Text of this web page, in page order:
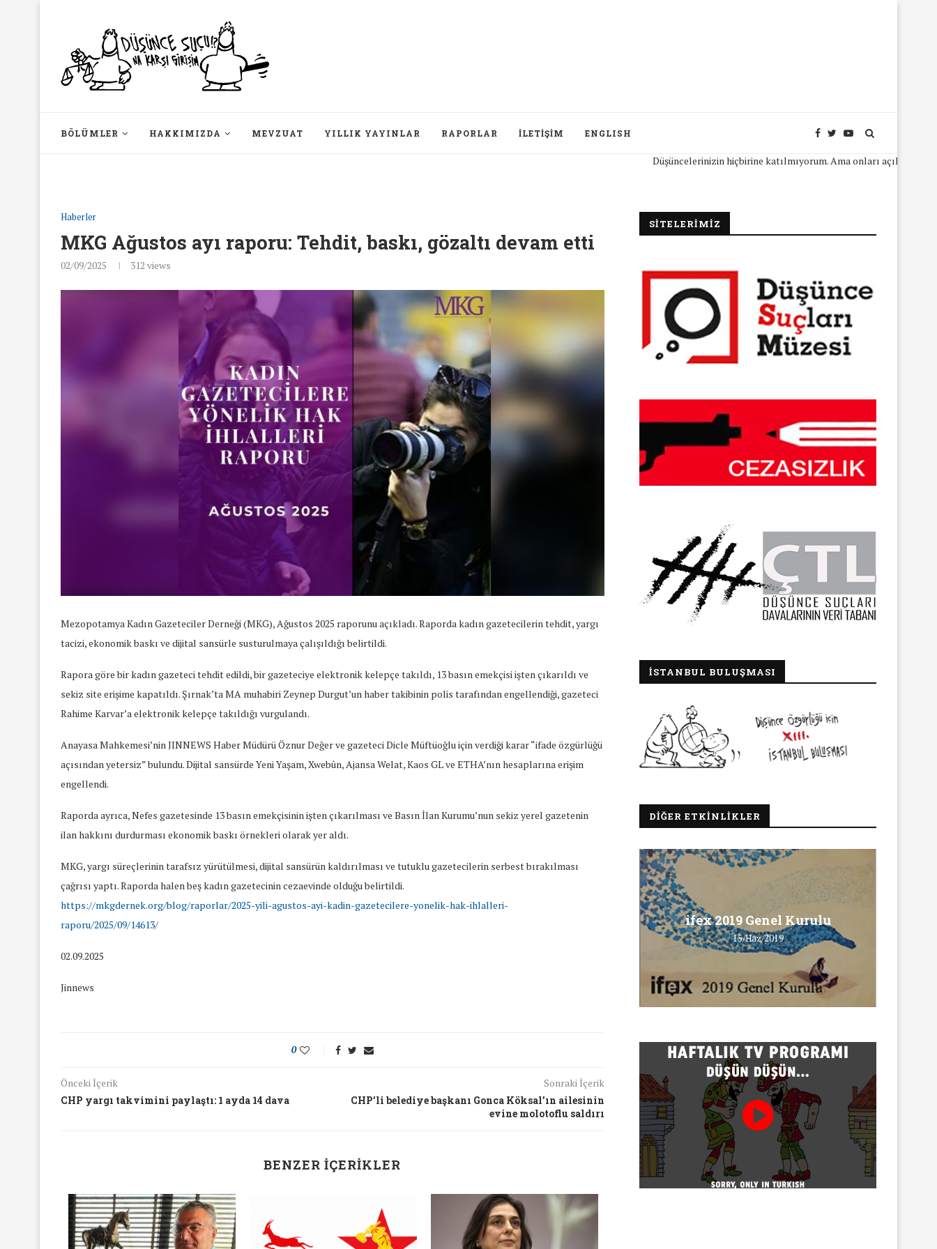
BÖLÜMLER HAKKIMIZDA MEVZUAT YILLIK YAYINLAR RAPORLAR İLETIŞIM ENGLISH
Düşüncelerinizin hiçbirine katılmıyorum. Ama onları açıkça ifade
Haberler
MKG Ağustos ayı raporu: Tehdit, baskı, gözaltı devam etti
02/09/2025 312 views
Mezopotamya Kadın Gazeteciler Derneği (MKG), Ağustos 2025 raporunu açıkladı. Raporda kadın gazetecilerin tehdit, yargı
tacizi, ekonomik baskı ve dijital sansürle susturulmaya çalışıldığı belirtildi.
Rapora göre bir kadın gazeteci tehdit edildi, bir gazeteciye elektronik kelepçe takıldı, 13 basın emekçisi işten çıkarıldı ve
sekiz site erişime kapatıldı. Şırnak’ta MA muhabiri Zeynep Durgut’un haber takibinin polis tarafından engellendiği, gazeteci
Rahime Karvar’a elektronik kelepçe takıldığı vurgulandı.
Anayasa Mahkemesi’nin JINNEWS Haber Müdürü Öznur Değer ve gazeteci Dicle Müftüoğlu için verdiği karar “ifade özgürlüğü
açısından yetersiz” bulundu. Dijital sansürde Yeni Yaşam, Xwebûn, Ajansa Welat, Kaos GL ve ETHA’nın hesaplarına erişim
engellendi.
Raporda ayrıca, Nefes gazetesinde 13 basın emekçisinin işten çıkarılması ve Basın İlan Kurumu’nun sekiz yerel gazetenin
ilan hakkını durdurması ekonomik baskı örnekleri olarak yer aldı.
MKG, yargı süreçlerinin tarafsız yürütülmesi, dijital sansürün kaldırılması ve tutuklu gazetecilerin serbest bırakılması
çağrısı yaptı. Raporda halen beş kadın gazetecinin cezaevinde olduğu belirtildi.
https://mkgdernek.org/blog/raporlar/2025-yili-agustos-ayi-kadin-gazetecilere-yonelik-hak-ihlalleri-
raporu/2025/09/14613/
02.09.2025
Jinnews
0
Önceki İçerik
CHP yargı takvimini paylaştı: 1 ayda 14 dava
Sonraki İçerik
CHP’li belediye başkanı Gonca Köksal’ın ailesinin
evine molotoflu saldırı
BENZER İÇERIKLER
SİTELERİMİZ
İSTANBUL BULUŞMASI
DIĞER ETKINLIKLER
Yaş Ayrımcılığı
Konuştuk
Mart Ayında Nefret Söylemi
Şubat Ayında Çatışma Çözümü
ifex 2019 Genel Kurulu
15/Haz/2019